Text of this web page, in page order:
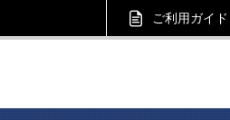
ご利用ガイド
イト